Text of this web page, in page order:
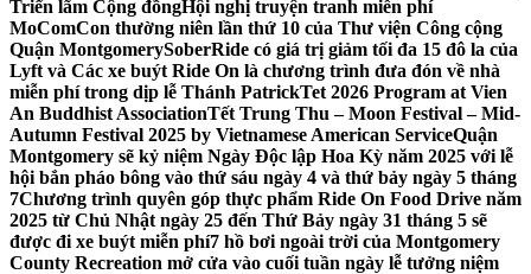
Triển lãm Cộng đồngHội nghị truyện tranh miễn phí
MoComCon thường niên lần thứ 10 của Thư viện Công cộng
Quận MontgomerySoberRide có giá trị giảm tối đa 15 đô la của
Lyft và Các xe buýt Ride On là chương trình đưa đón về nhà
miễn phí trong dịp lễ Thánh PatrickTet 2026 Program at Vien
An Buddhist AssociationTết Trung Thu – Moon Festival – Mid-
Autumn Festival 2025 by Vietnamese American ServiceQuận
Montgomery sẽ kỷ niệm Ngày Độc lập Hoa Kỳ năm 2025 với lễ
hội bắn pháo bông vào thứ sáu ngày 4 và thứ bảy ngày 5 tháng
7Chương trình quyên góp thực phẩm Ride On Food Drive năm
2025 từ Chủ Nhật ngày 25 đến Thứ Bảy ngày 31 tháng 5 sẽ
được đi xe buýt miễn phí7 hồ bơi ngoài trời của Montgomery
County Recreation mở cửa vào cuối tuần ngày lễ tưởng niệm